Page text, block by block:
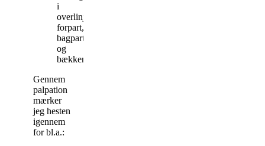
i
overlinjen,
forpart,
bagpart
og
bækken
Gennem
palpation
mærker
jeg hesten
igennem
for bl.a.: